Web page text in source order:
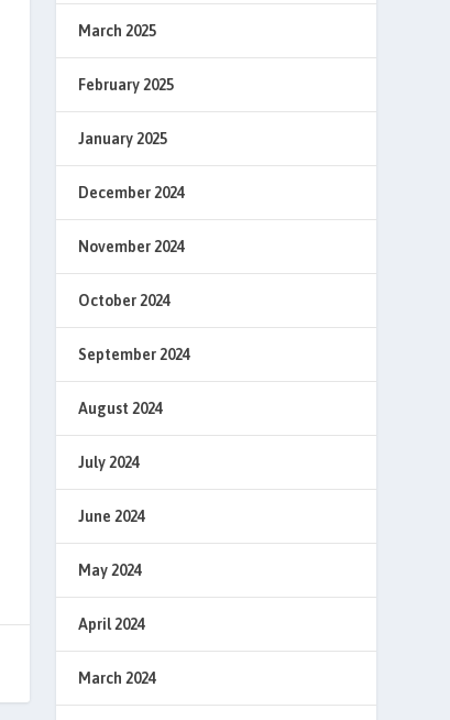
March 2025
February 2025
January 2025
December 2024
November 2024
October 2024
September 2024
August 2024
July 2024
June 2024
May 2024
April 2024
March 2024